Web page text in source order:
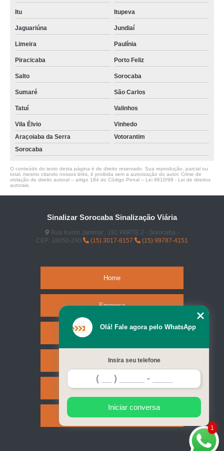
Itu Itupeva
Jaguariúna Jundiaí
Limeira Paulínia
Piracicaba Porto Feliz
Salto Sorocaba
Sumaré São Carlos
Tatuí Valinhos
Vila Élvio
Vinhedo
Araçoiaba da Serra
Votorantim
Sorocaba
O conteúdo do texto desta página é de direito reservado. Sua reprodução, parcial ou
total, mesmo citando nossos links, é proibida sem a autorização do autor. Crime de
violação de direito autoral – artigo 184 do Código Penal – Lei 9610/98 - Lei de direitos
autorais
Sinalizar Sorocaba Sinalização Viária
Rua Karim Jammal , 191 PARTE 2 - Sorocaba -
CEP: 18050-290
(15) 3017-8157 (15) 99787-4151
Home
Empresa
Serviços
Contato
Mapa do site
1
Olá! Fale agora pelo WhatsApp
Insira seu telefone
Iniciar conversa